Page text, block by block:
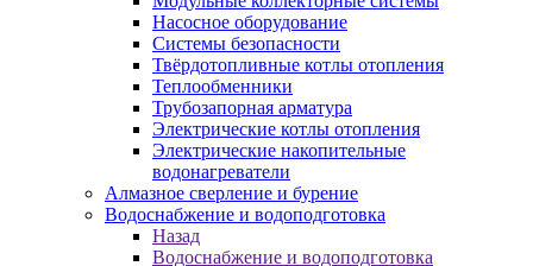
Насосное оборудование
Системы безопасности
Твёрдотопливные котлы отопления
Теплообменники
Трубозапорная арматура
Электрические котлы отопления
Электрические накопительные
водонагреватели
Алмазное сверление и бурение
Водоснабжение и водоподготовка
Назад
Водоснабжение и водоподготовка